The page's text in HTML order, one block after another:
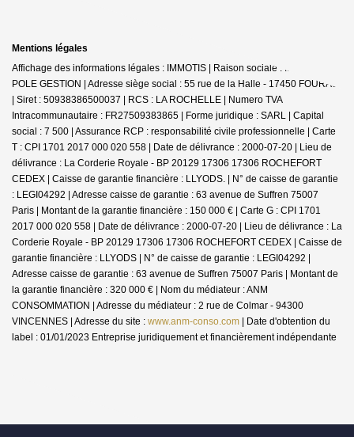
Mentions légales
Affichage des informations légales : IMMOTIS | Raison sociale : IMMOTIS
POLE GESTION | Adresse siège social : 55 rue de la Halle - 17450 FOURAS
| Siret : 50938386500037 | RCS : LA ROCHELLE | Numero TVA
Intracommunautaire : FR27509383865 | Forme juridique : SARL | Capital
social : 7 500 | Assurance RCP : responsabilité civile professionnelle | Carte
T : CPI 1701 2017 000 020 558 | Date de délivrance : 2000-07-20 | Lieu de
délivrance : La Corderie Royale - BP 20129 17306 17306 ROCHEFORT
CEDEX | Caisse de garantie financière : LLYODS. | N° de caisse de garantie
: LEGI04292 | Adresse caisse de garantie : 63 avenue de Suffren 75007
Paris | Montant de la garantie financière : 150 000 € | Carte G : CPI 1701
2017 000 020 558 | Date de délivrance : 2000-07-20 | Lieu de délivrance : La
Corderie Royale - BP 20129 17306 17306 ROCHEFORT CEDEX | Caisse de
garantie financière : LLYODS | N° de caisse de garantie : LEGI04292 |
Adresse caisse de garantie : 63 avenue de Suffren 75007 Paris | Montant de
la garantie financière : 320 000 € | Nom du médiateur : ANM
CONSOMMATION | Adresse du médiateur : 2 rue de Colmar - 94300
VINCENNES | Adresse du site : www.anm-conso.com | Date d'obtention du
label : 01/01/2023 Entreprise juridiquement et financièrement indépendante